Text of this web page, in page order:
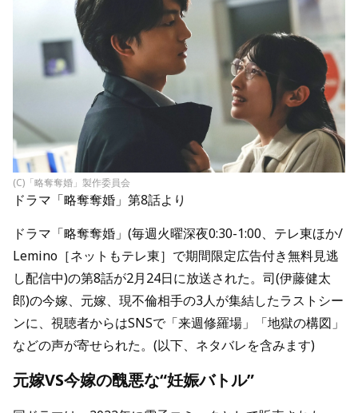
(C)「略奪奪婚」製作委員会
ドラマ「略奪奪婚」第8話より
ドラマ「略奪奪婚」(毎週火曜深夜0:30-1:00、テレ東ほか/
Lemino［ネットもテレ東］で期間限定広告付き無料見逃
し配信中)の第8話が2月24日に放送された。司(伊藤健太
郎)の今嫁、元嫁、現不倫相手の3人が集結したラストシー
ンに、視聴者からはSNSで「来週修羅場」「地獄の構図」
などの声が寄せられた。(以下、ネタバレを含みます)
元嫁VS今嫁の醜悪な“妊娠バトル”